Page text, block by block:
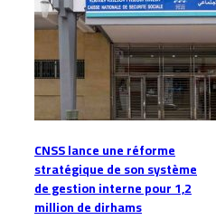
CNSS lance une réforme
stratégique de son système
de gestion interne pour 1,2
million de dirhams